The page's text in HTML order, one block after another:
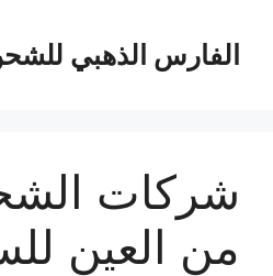
المحتوىالفارس الذهبي
شركات
من العين